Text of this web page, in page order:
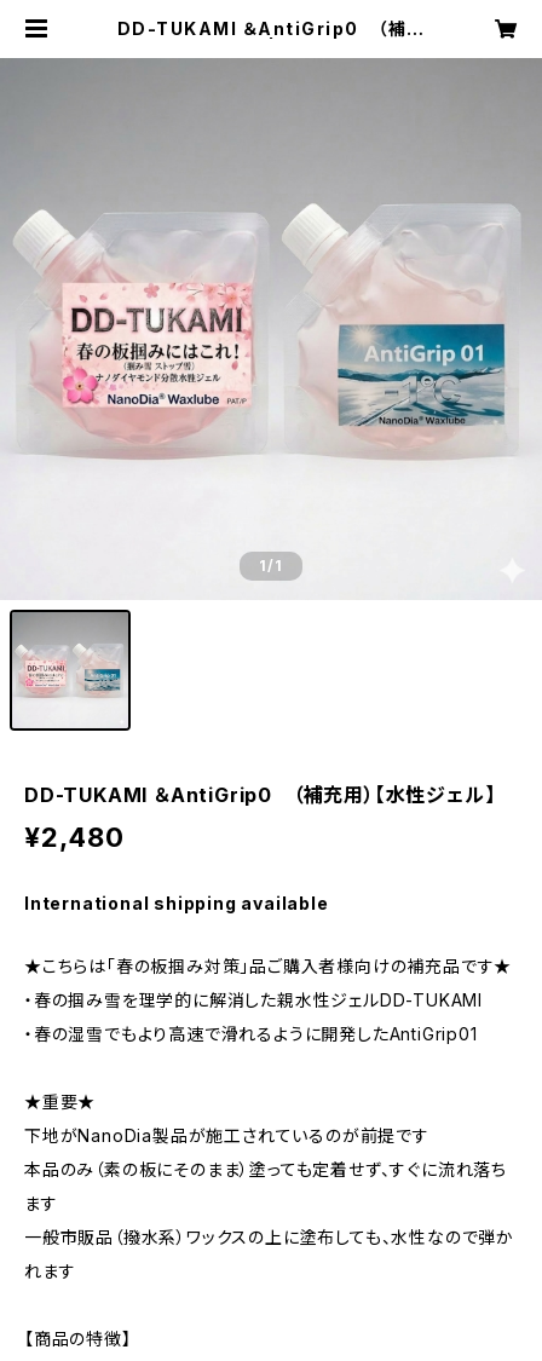
DD-TUKAMI ＆AntiGrip0 （補充
1/1
DD-TUKAMI ＆AntiGrip0 （補充用）【水性ジェル】
¥2,480
International shipping available
★こちらは「春の板掴み対策」品ご購入者様向けの補充品です★
・春の掴み雪を理学的に解消した親水性ジェルDD-TUKAMI
・春の湿雪でもより高速で滑れるように開発したAntiGrip01
★重要★
下地がNanoDia製品が施工されているのが前提です
本品のみ（素の板にそのまま）塗っても定着せず、すぐに流れ落ち
ます
一般市販品（撥水系）ワックスの上に塗布しても、水性なので弾か
れます
【商品の特徴】